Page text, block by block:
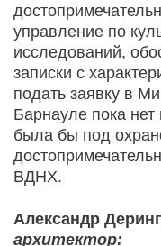
управление по
исследований,
записки с
подать заявку в
Барнауле пока нет
была бы под
ВДНХ.
Александр
архитектор: